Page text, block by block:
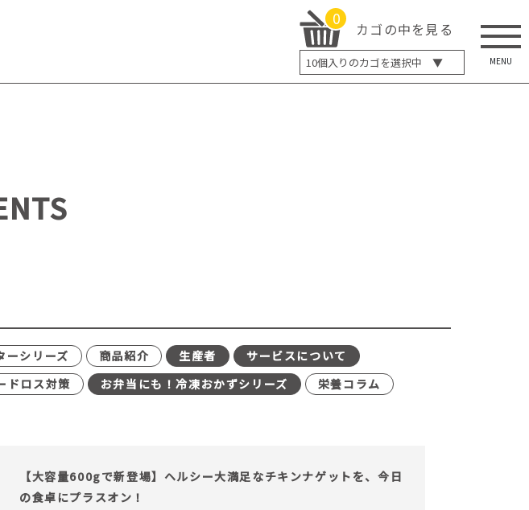
0
カゴの中を見る
10個入りのカゴを選択中 ▼
5個入り
MENU
ーシリーズ 商品紹介 生産者
サービスについて
ドロス対策 お弁当にも！冷凍おかずシリーズ
栄養コラム
【大容量600gで新登場】ヘルシー大満足なチキンナゲットを、今日
の食卓にプラスオン！